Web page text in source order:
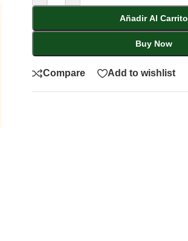
Añadir Al Carrito
Buy Now
Compare Add to wishlist